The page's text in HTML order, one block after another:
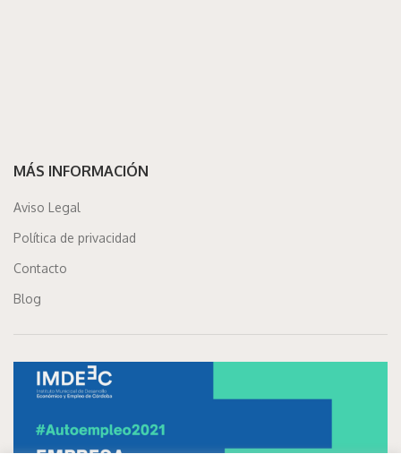
MÁS INFORMACIÓN
Aviso Legal
Política de privacidad
Contacto
Blog